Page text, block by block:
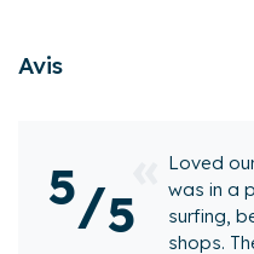
basques préparés avec
plus belles vagues de la
personnalisés.
Avis
close to
and
5/